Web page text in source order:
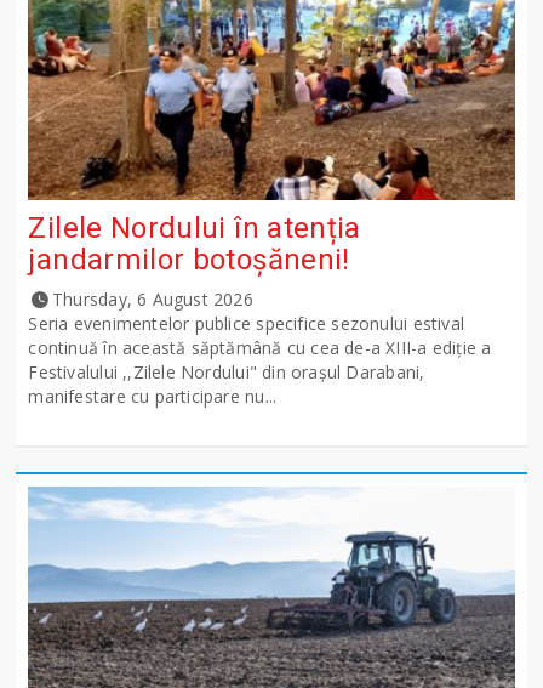
Zilele Nordului în atenția
jandarmilor botoșăneni!
Thursday, 6 August 2026
Seria evenimentelor publice specifice sezonului estival
continuă în această săptămână cu cea de-a XIII-a ediție a
Festivalului ,,Zilele Nordului" din orașul Darabani,
manifestare cu participare nu...